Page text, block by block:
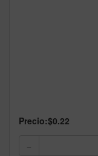
Precio:$0.22